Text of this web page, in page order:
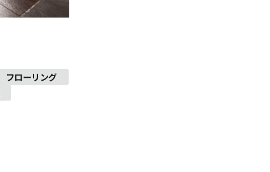
フローリング